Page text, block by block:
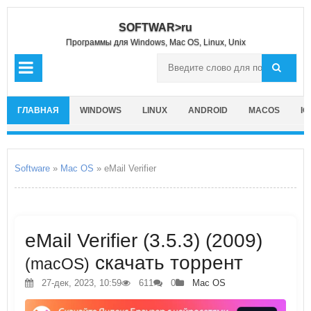
SOFTWAR>ru
Программы для Windows, Mac OS, Linux, Unix
ГЛАВНАЯ WINDOWS LINUX ANDROID MACOS
Software » Mac OS » eMail Verifier
eMail Verifier (3.5.3) (2009)
(macOS) скачать торрент
27-дек, 2023, 10:59 611 0 Mac OS